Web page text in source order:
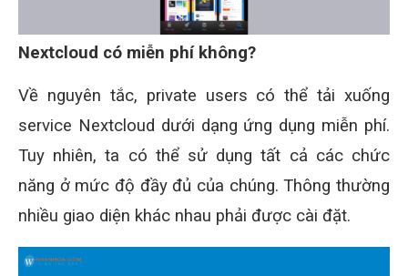
Nextcloud có miễn phí không?
Về nguyên tắc, private users có thể tải xuống
service Nextcloud dưới dạng ứng dụng miễn phí.
Tuy nhiên, ta có thể sử dụng tất cả các chức
năng ở mức độ đầy đủ của chúng. Thông thường
nhiều giao diện khác nhau phải được cài đặt.